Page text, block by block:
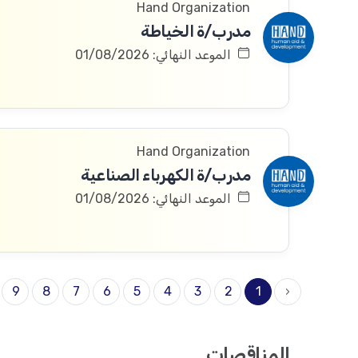
Hand Organization
مدرب/ة الخياطة
الموعد النهائي: 01/08/2026
Hand Organization
مدرب/ة الكهرباء الصناعية
الموعد النهائي: 01/08/2026
‹
1
2
3
4
5
6
7
8
9